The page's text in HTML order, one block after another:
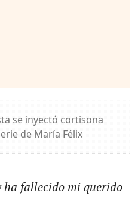
se inyectó cortisona
de María Félix
ha fallecido mi querido